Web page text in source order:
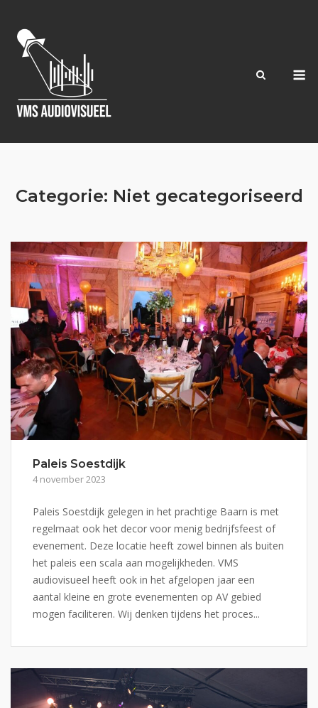
inhoud
Categorie: Niet gecategoriseerd
Paleis Soestdijk
4 november 2023
Paleis Soestdijk gelegen in het prachtige Baarn is met
regelmaat ook het decor voor menig bedrijfsfeest of
evenement. Deze locatie heeft zowel binnen als buiten
het paleis een scala aan mogelijkheden. VMS
audiovisueel heeft ook in het afgelopen jaar een
aantal kleine en grote evenementen op AV gebied
mogen faciliteren. Wij denken tijdens het proces...